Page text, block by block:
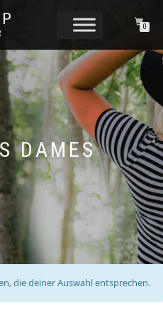
0
DAMES
die deiner Auswahl entsprechen.